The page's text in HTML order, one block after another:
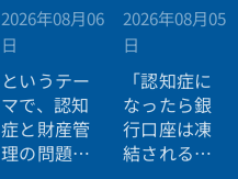
2026年08月06
日
というテー
マで、認知
症と財産管
理の問題に
2026年08月05
日
「認知症に
なったら銀
行口座は凍
結されると